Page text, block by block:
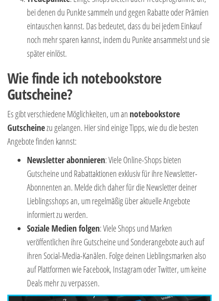
bei denen du Punkte sammeln und gegen Rabatte oder Prämien
eintauschen kannst. Das bedeutet, dass du bei jedem Einkauf
noch mehr sparen kannst, indem du Punkte ansammelst und sie
später einlöst.
Wie finde ich notebookstore
Gutscheine?
Es gibt verschiedene Möglichkeiten, um an notebookstore
Gutscheinezu gelangen. Hier sind einige Tipps, wie du die besten
Angebote finden kannst:
Newsletter abonnieren: Viele Online-Shops bieten
Gutscheine und Rabattaktionen exklusiv für ihre Newsletter-
Abonnenten an. Melde dich daher für die Newsletter deiner
Lieblingsshops an, um regelmäßig über aktuelle Angebote
informiert zu werden.
Soziale Medien folgen: Viele Shops und Marken
veröffentlichen ihre Gutscheine und Sonderangebote auch auf
ihren Social-Media-Kanälen. Folge deinen Lieblingsmarken also
auf Plattformen wie Facebook, Instagram oder Twitter, um keine
Deals mehr zu verpassen.